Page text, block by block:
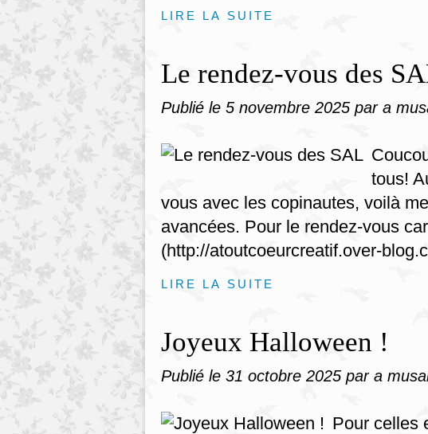
LIRE LA SUITE
Le rendez-vous des
Publié le 5 novembre 2025 par a
tous!
vous avec les copinautes, voilà
avancées. Pour le rendez-vous
(http://atoutcoeurcreatif.over-
LIRE LA SUITE
Joyeux Halloween !
Publié le 31 octobre 2025 par a
Pour celles